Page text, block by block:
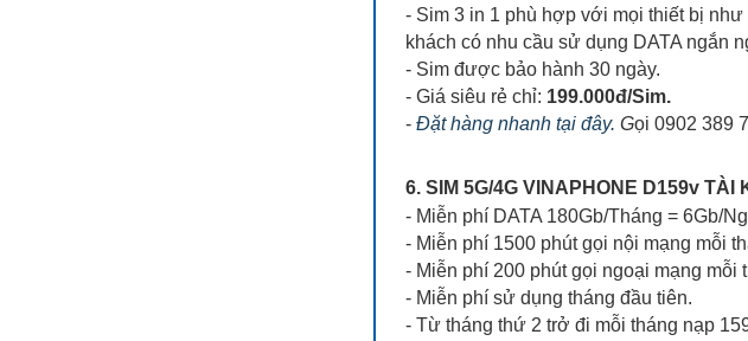
- Sim 3 in 1 phù hợp với mọi thiết bị
khách có nhu cầu sử dụng DATA ngắn
- Sim được bảo hành 30 ngày.
- Giá siêu rẻ chỉ: 199.000đ/Sim.
- Đặt hàng nhanh tại đây. Gọi 0902 389
6. SIM 5G/4G VINAPHONE D159v TÀI
- Miễn phí DATA 180Gb/Tháng = 6Gb/
- Miễn phí 1500 phút gọi nội mạng mỗi
- Miễn phí 200 phút gọi ngoại mạng mỗi
- Miễn phí sử dụng tháng đầu tiên.
- Từ tháng thứ 2 trở đi mỗi tháng nạp